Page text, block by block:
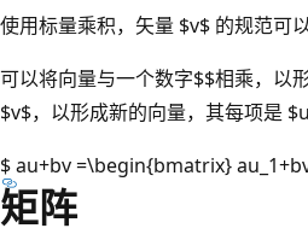
使用标量乘积，矢量 $v$ 的规范
可以将向量与一个数字$$相乘，以
$v$，以形成新的向量，其每项是
$ au+bv =\begin{bmatrix}
矩阵